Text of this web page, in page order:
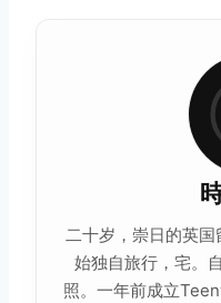
二十岁，崇日的英
始独自旅行，宅。
照。一年前成立